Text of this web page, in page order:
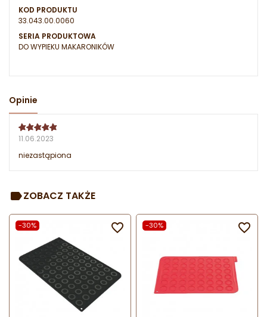
KOD PRODUKTU
33.043.00.0060
SERIA PRODUKTOWA
DO WYPIEKU MAKARONIKÓW
Opinie
11.06.2023
niezastąpiona
ZOBACZ TAKŻE
-30%  -30% 